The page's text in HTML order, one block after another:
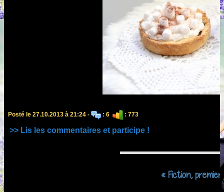
Posté le 27.10.2013 à 21:24 - : 6 : 773
>> Lis les commentaires et participe !
« Fiction,